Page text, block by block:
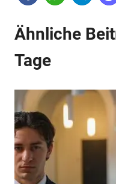
Ähnliche
Tage